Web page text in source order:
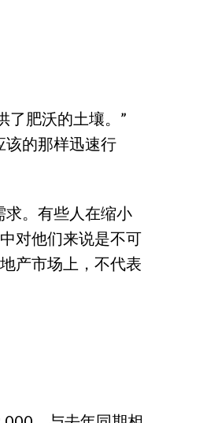
了肥沃的土壤。”
该的那样迅速行
求。有些人在缩小
对他们来说是不可
产市场上，不代表